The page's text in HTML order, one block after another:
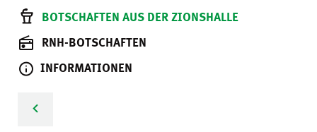
BOTSCHAFTEN AUS DER ZIONSHALLE
RNH-BOTSCHAFTEN
INFORMATIONEN